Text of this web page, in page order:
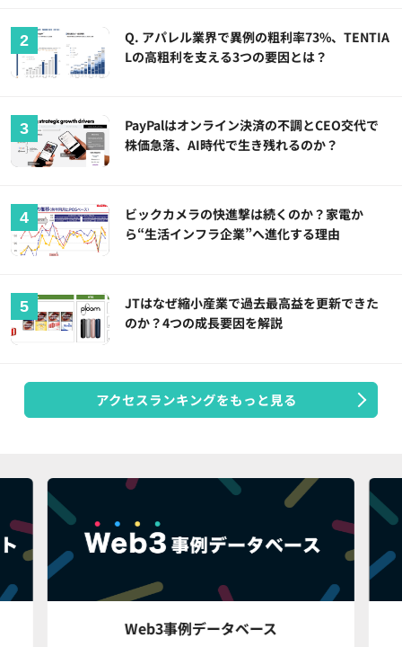
Q. アパレル業界で異例の粗利率73%、TENTIA
Lの高粗利を支える3つの要因とは？
PayPalはオンライン決済の不調とCEO交代で
株価急落、AI時代で生き残れるのか？
ビックカメラの快進撃は続くのか？家電か
ら“生活インフラ企業”へ進化する理由
JTはなぜ縮小産業で過去最高益を更新できた
のか？4つの成長要因を解説
アクセスランキングをもっと見る
Web3事例データベース